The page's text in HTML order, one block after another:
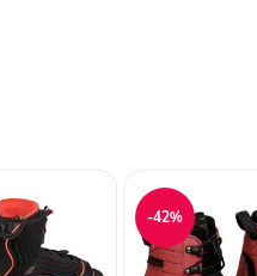
-42%